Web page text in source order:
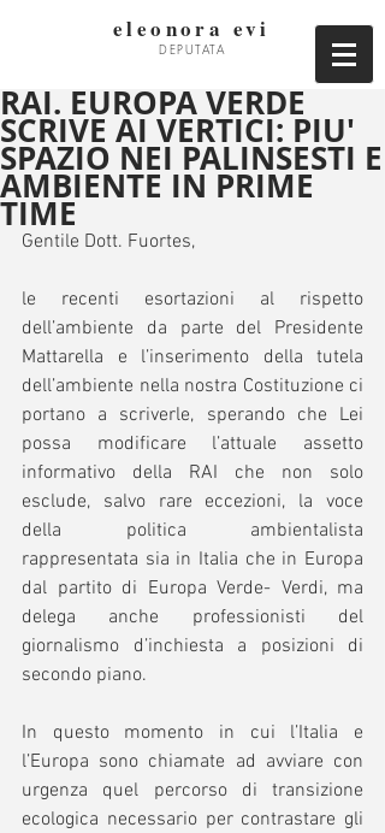
eleonora evi
DEPUTATA
RAI. EUROPA VERDE
SCRIVE AI VERTICI: PIU'
SPAZIO NEI PALINSESTI E
AMBIENTE IN PRIME
TIME
Gentile Dott. Fuortes,
le recenti esortazioni al rispetto
dell’ambiente da parte del Presidente
Mattarella e l’inserimento della tutela
dell’ambiente nella nostra Costituzione ci
portano a scriverle, sperando che Lei
possa modificare l’attuale assetto
informativo della RAI che non solo
esclude, salvo rare eccezioni, la voce
della politica ambientalista
rappresentata sia in Italia che in Europa
dal partito di Europa Verde- Verdi, ma
delega anche professionisti del
giornalismo d’inchiesta a posizioni di
secondo piano.
In questo momento in cui l’Italia e
l’Europa sono chiamate ad avviare con
urgenza quel percorso di transizione
ecologica necessario per contrastare gli